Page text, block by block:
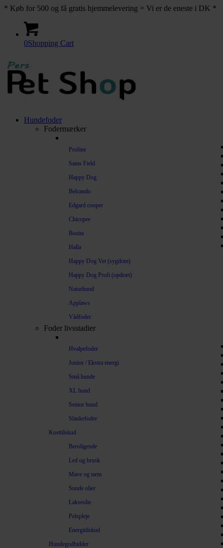
* Køb for 500 og få gratis hjemmelevering = Vi er de eneste i DK *
0Shopping Cart
Hundefoder
Fodermærker
Profine
Sams Field
Happy Dog
Belcando
Edgard cooper
Chicopee
Bozita
Halla
Happy Dog Vet (sygdom)
Happy Dog Profi (opdræt)
Naturhund
Applaws
Vådfoder
Foder livsstadier
Hvalpefoder
Junior / Ekstra energi
Små hunde
XL hund
Senior hund
Slankefoder
Kosttilskud
Beroligende
Led og brusk
Mave og tarm
Sunde olier
Lakseolie
Pelspleje
Energitilskud
Hundegodbidder